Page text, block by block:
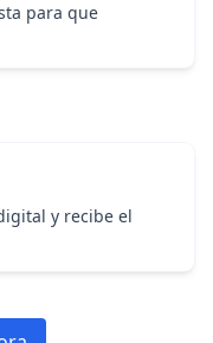
para que
y recibe el